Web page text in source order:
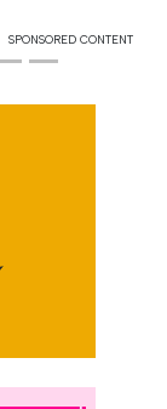
SPONSORED CONTENT